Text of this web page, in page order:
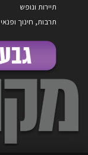
תיירות ונופש
תרבות, חינוך ופנאי